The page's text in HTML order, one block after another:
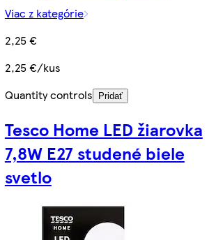
Viac z kategórie
2,25 €
2,25 €/kus
Quantity controls
Pridať
Tesco Home LED žiarovka
7,8W E27 studené biele
svetlo